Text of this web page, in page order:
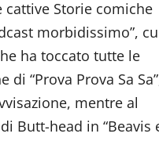
Storie comiche
morbidissimo”,
ha toccato tutte le
“Prova Prova Sa
mentre al
Butt-head in “Beavis